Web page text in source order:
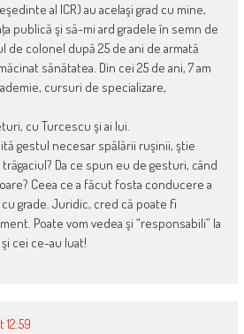
al ICR) au acelaşi grad cu mine,
publică şi să-mi ard gradele în semn de
de colonel după 25 de ani de armată
sănătatea. Din cei 25 de ani, 7 am
cursuri de specializare,
cu Turcescu şi ai lui.
gestul necesar spălării ruşinii, ştie
Da ce spun eu de gesturi, când
Ceea ce a făcut fosta conducere a
grade. Juridic, cred că poate fi
Poate vom vedea şi “responsabili” la
cei ce-au luat!
12:59